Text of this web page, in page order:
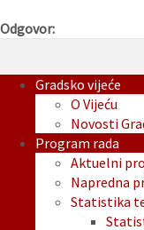
Odgovor:
Gradsko vijeće
O Vijeću
Novosti
Program rada
Aktuelni
Napredna
Statistika